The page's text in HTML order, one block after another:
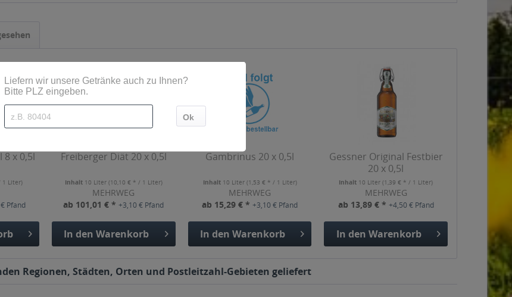
8 x 0,5l
1 Liter)
Pfand
Freiberger Diät 20 x 0,5l
Inhalt 10 Liter (10,10 € * / 1 Liter)
MEHRWEG
ab 101,01 € *+3,10 € Pfand
In den Warenkorb
Gambrinus 20 x 0,5l
Inhalt 10 Liter (1,53 € * / 1 Liter)
MEHRWEG
ab 15,29 € *+3,10 € Pfand
In den Warenkorb
Gessner Original Festbier
20 x 0,5l
Inhalt 10 Liter(1,39 € * / 1 Liter)
MEHRWEG
ab 13,89 € * +4,50 € Pfand
In den Warenkorb
Regionen, Städten, Orten und Postleitzahl-Gebieten geliefert